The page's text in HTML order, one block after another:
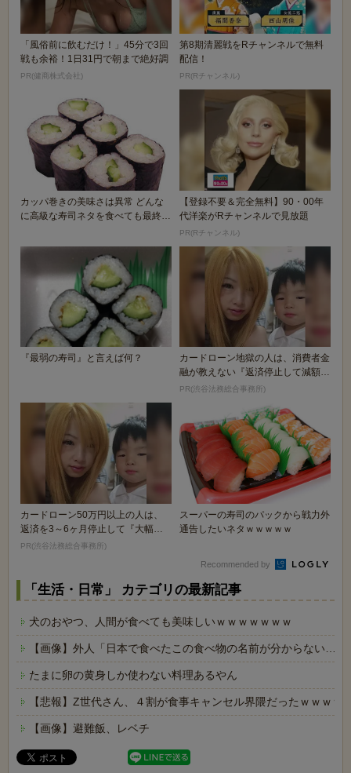
「風俗前に飲むだけ！」45分で3回
戦も余裕！1日31円で朝まで絶好調
PR(健商株式会社)
第8期清麗戦をRチャンネルで無料
配信！
PR(Rチャンネル)
カッパ巻きの美味さは異常 どんな
に高級な寿司ネタを食べても最終的
【登録不要＆完全無料】90・00年
代洋楽がRチャンネルで見放題
PR(Rチャンネル)
『最弱の寿司』と言えば何？
カードローン地獄の人は、消費者金
融が教えない『返済停止して減額・
免除する方法』で...
PR(渋谷法務総合事務所)
カードローン50万円以上の人は、
返済を3～6ヶ月停止して『大幅に
減額してから返済...
PR(渋谷法務総合事務所)
スーパーの寿司のパックから戦力外
通告したいネタｗｗｗｗｗ
Recommended by
「生活・日常」 カテゴリの最新記事
犬のおやつ、人間が食べても美味しいｗｗｗｗｗｗｗ
【画像】外人「日本で食べたこの食べ物の名前が分からない…
たまに卵の黄身しか使わない料理あるやん
【悲報】Z世代さん、４割が食事キャンセル界隈だったｗｗｗｗ
【画像】避難飯、レベチ